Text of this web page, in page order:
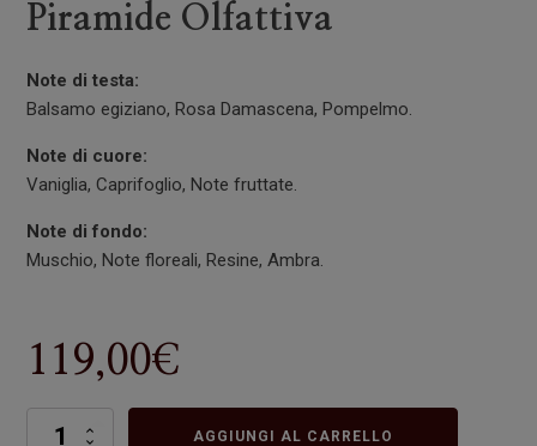
Piramide Olfattiva
Note di testa:
Balsamo egiziano, Rosa Damascena, Pompelmo.
Note di cuore:
Vaniglia, Caprifoglio, Note fruttate.
Note di fondo:
Muschio, Note floreali, Resine, Ambra.
119,00€
Dazzling
AGGIUNGI AL CARRELLO